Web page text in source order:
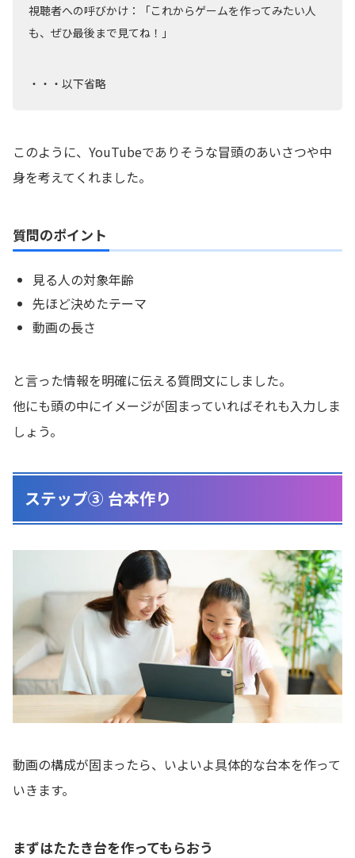
視聴者への呼びかけ：「これからゲームを作ってみたい人
も、ぜひ最後まで見てね！」
・・・以下省略
このように、YouTubeでありそうな冒頭のあいさつや中
身を考えてくれました。
質問のポイント
見る人の対象年齢
先ほど決めたテーマ
動画の長さ
と言った情報を明確に伝える質問文にしました。
他にも頭の中にイメージが固まっていればそれも入力しま
しょう。
ステップ③ 台本作り
動画の構成が固まったら、いよいよ具体的な台本を作って
いきます。
まずはたたき台を作ってもらおう